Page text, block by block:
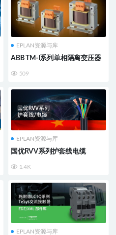
EPLAN资源与库
ABB TM-I系列单相隔离变压器
509
EPLAN资源与库
国优RVV系列护套线电缆
1.4K
EPLAN资源与库